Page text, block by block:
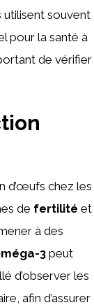
utilisent souvent
pour la santé à
de vérifier
d’œufs chez les
de fertilité et
à des
3 peut
d’observer les
afin d’assurer